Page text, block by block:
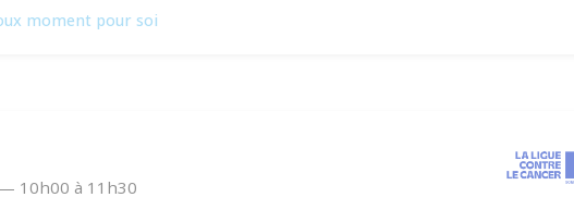
moment pour soi
10h00 à 11h30